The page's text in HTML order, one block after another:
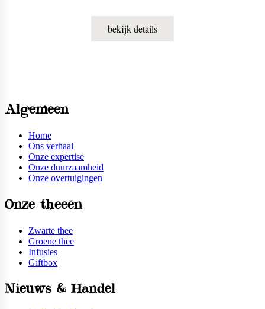
bekijk details
Algemeen
Home
Ons verhaal
Onze expertise
Onze duurzaamheid
Onze overtuigingen
Onze theeën
Zwarte thee
Groene thee
Infusies
Giftbox
Nieuws & Handel